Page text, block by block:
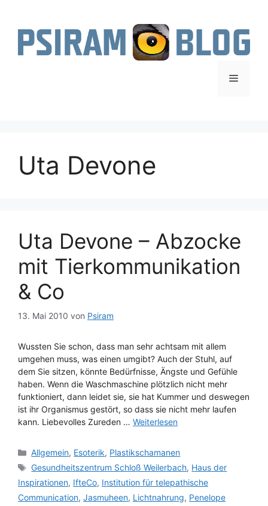
springen
Menü
Uta Devone
Uta Devone – Abzocke
mit Tierkommunikation
& Co
13. Mai 2010 von Psiram
Wussten Sie schon, dass man sehr achtsam mit allem
umgehen muss, was einen umgibt? Auch der Stuhl, auf
dem Sie sitzen, könnte Bedürfnisse, Ängste und Gefühle
haben. Wenn die Waschmaschine plötzlich nicht mehr
funktioniert, dann leidet sie, sie hat Kummer und deswegen
ist ihr Organismus gestört, so dass sie nicht mehr laufen
kann. Liebevolles Zureden … Weiterlesen
Kategorien
Allgemein, Esoterik, Plastikschamanen
Schlagwörter
Gesundheitszentrum Schloß Weilerbach, Haus der
Inspirationen, IfteCo, Institution für telepathische
Communication, Jasmuheen, Lichtnahrung, Penelope